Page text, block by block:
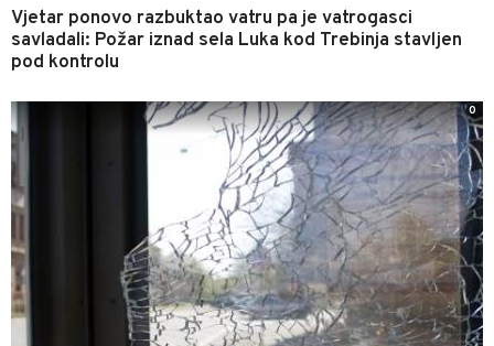
Vjetar ponovo razbuktao vatru pa je vatrogasci
savladali: Požar iznad sela Luka kod Trebinja stavljen
pod kontrolu
0